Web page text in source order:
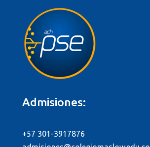
Admisiones:
+57 301-3917876